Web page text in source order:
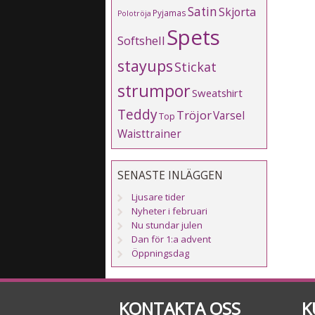
Polotröja PyjamasSatinSkjorta
Softshell Spets
stayupsStickat
strumporSweatshirt
TeddyTop TröjorVarsel
Waisttrainer
SENASTE INLÄGGEN
Ljusare tider
Nyheter i februari
Nu stundar julen
Dan för 1:a advent
Öppningsdag
KONTAKTA OSS